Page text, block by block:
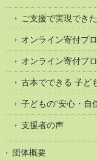
ご支援で実現でき
オンライン寄付プ
オンライン寄付プ
古本でできる 子ど
子どもの“安心・自
支援者の声
団体概要